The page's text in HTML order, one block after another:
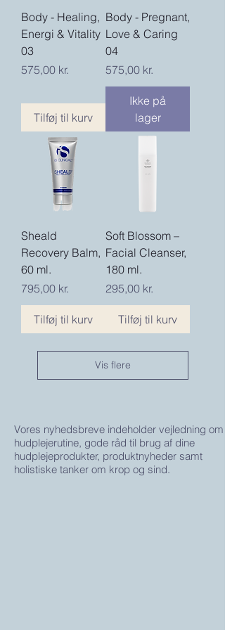
Body - Healing,
Energi & Vitality
03
Pris
575,00 kr.
Tilføj til kurv
Body - Pregnant,
Love & Caring
04
Pris
575,00 kr.
Ikke på
lager
Sheald
Recovery Balm,
60 ml.
Pris
795,00 kr.
Tilføj til kurv
Soft Blossom –
Facial Cleanser,
180 ml.
Pris
295,00 kr.
Tilføj til kurv
Vis flere
Vores nyhedsbreve indeholder vejledning om
hudplejerutine, gode råd til brug af dine
hudplejeprodukter, produktnyheder samt
holistiske tanker om krop og sind.